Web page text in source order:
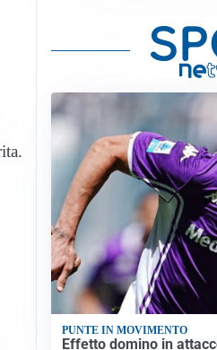
PUNTE IN MOVIMENTO
Effetto domino in